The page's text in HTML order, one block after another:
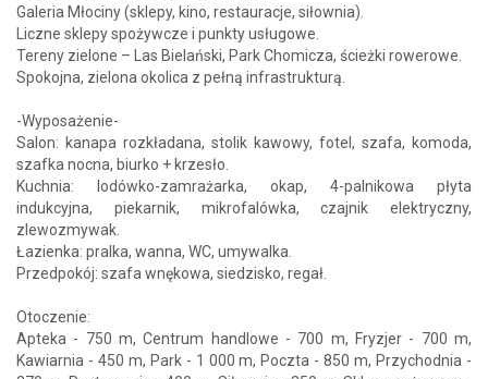
Galeria Młociny (sklepy, kino, restauracje, siłownia).
Liczne sklepy spożywcze i punkty usługowe.
Tereny zielone – Las Bielański, Park Chomicza, ścieżki rowerowe.
Spokojna, zielona okolica z pełną infrastrukturą.
-Wyposażenie-
Salon: kanapa rozkładana, stolik kawowy, fotel, szafa, komoda,
szafka nocna, biurko + krzesło.
Kuchnia: lodówko-zamrażarka, okap, 4-palnikowa płyta
indukcyjna, piekarnik, mikrofalówka, czajnik elektryczny,
zlewozmywak.
Łazienka: pralka, wanna, WC, umywalka.
Przedpokój: szafa wnękowa, siedzisko, regał.
Otoczenie:
Apteka - 750 m, Centrum handlowe - 700 m, Fryzjer - 700 m,
Kawiarnia - 450 m, Park - 1 000 m, Poczta - 850 m, Przychodnia -